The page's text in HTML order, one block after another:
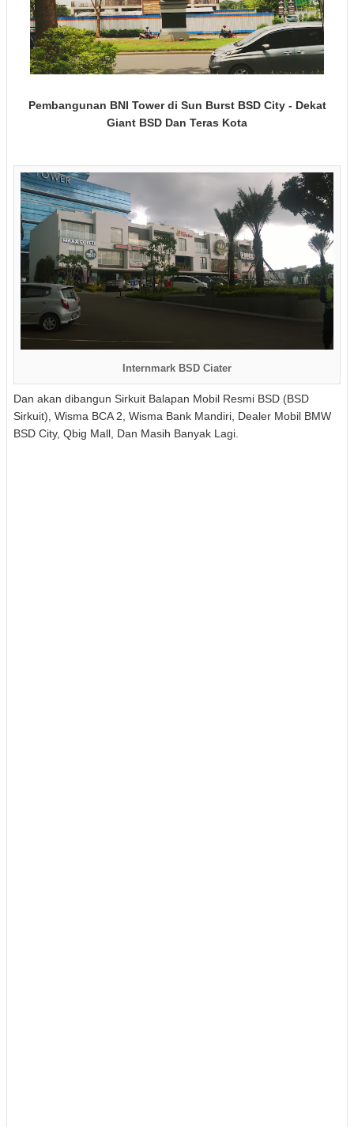
Pembangunan BNI Tower di Sun Burst BSD City - Dekat
Giant BSD Dan Teras Kota
Internmark BSD Ciater
Dan akan dibangun Sirkuit Balapan Mobil Resmi BSD (BSD
Sirkuit), Wisma BCA 2, Wisma Bank Mandiri, Dealer Mobil BMW
BSD City, Qbig Mall, Dan Masih Banyak Lagi.